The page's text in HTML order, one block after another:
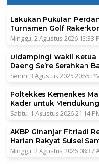
Lakukan Pukulan
Turnamen Golf
Minggu, 2 Agustus 2026 13:33
Didampingi Wakil Ketua
Daeng Se’re Serahkan
Senin, 3 Agustus 2026 20:55
Poltekkes Kemenkes
Kader untuk
Sabtu, 1 Agustus 2026 21:14
AKBP Ginanjar Fitriadi
Harian Rakyat Sulsel
Minggu, 2 Agustus 2026 08:37